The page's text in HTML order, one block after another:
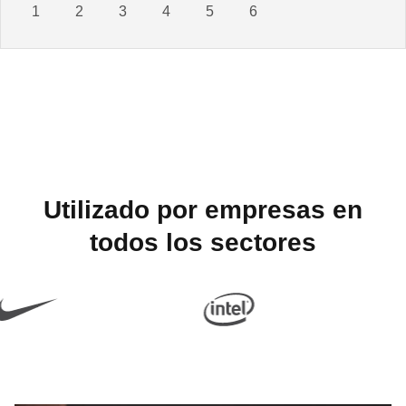
1 2 3 4 5 6
Utilizado por empresas en
todos los sectores